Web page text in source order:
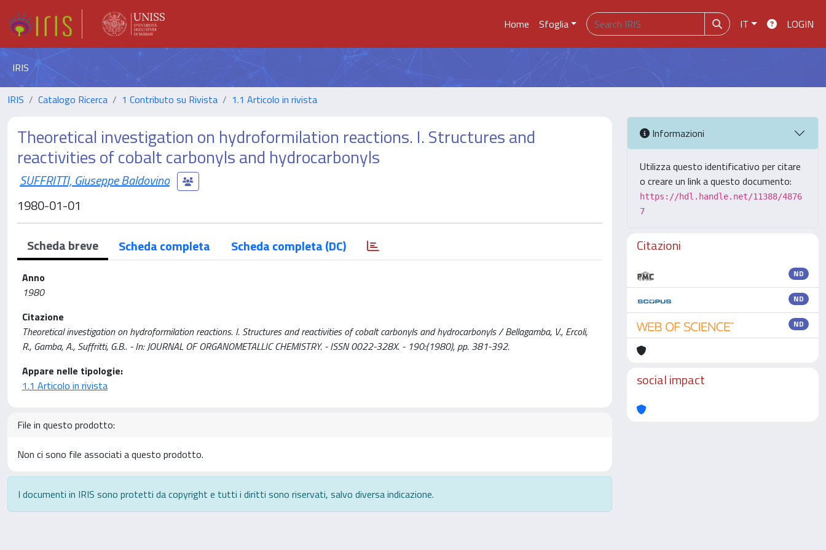
Home Sfoglia IT LOGIN
IRIS
IRIS Catalogo Ricerca 1 Contributo su Rivista 1.1 Articolo in rivista
Theoretical investigation on hydroformilation reactions. I. Structures and
reactivities of cobalt carbonyls and hydrocarbonyls
SUFFRITTI, Giuseppe Baldovino
1980-01-01
Scheda breve Scheda completa Scheda completa (DC)
Anno
1980
Citazione
Theoretical investigation on hydroformilation reactions. I. Structures and reactivities of cobalt carbonyls and hydrocarbonyls / Bellagamba, V., Ercoli,
R., Gamba, A., Suffritti, G.B.. - In: JOURNAL OF ORGANOMETALLIC CHEMISTRY. - ISSN 0022-328X. - 190:(1980), pp. 381-392.
Appare nelle tipologie:
1.1 Articolo in rivista
File in questo prodotto:
Non ci sono file associati a questo prodotto.
I documenti in IRIS sono protetti da copyright e tutti i diritti sono riservati, salvo diversa indicazione.
Informazioni
Utilizza questo identificativo per citare
o creare un link a questo documento:
https://hdl.handle.net/11388/4876
7
Citazioni
ND
ND
ND
social impact